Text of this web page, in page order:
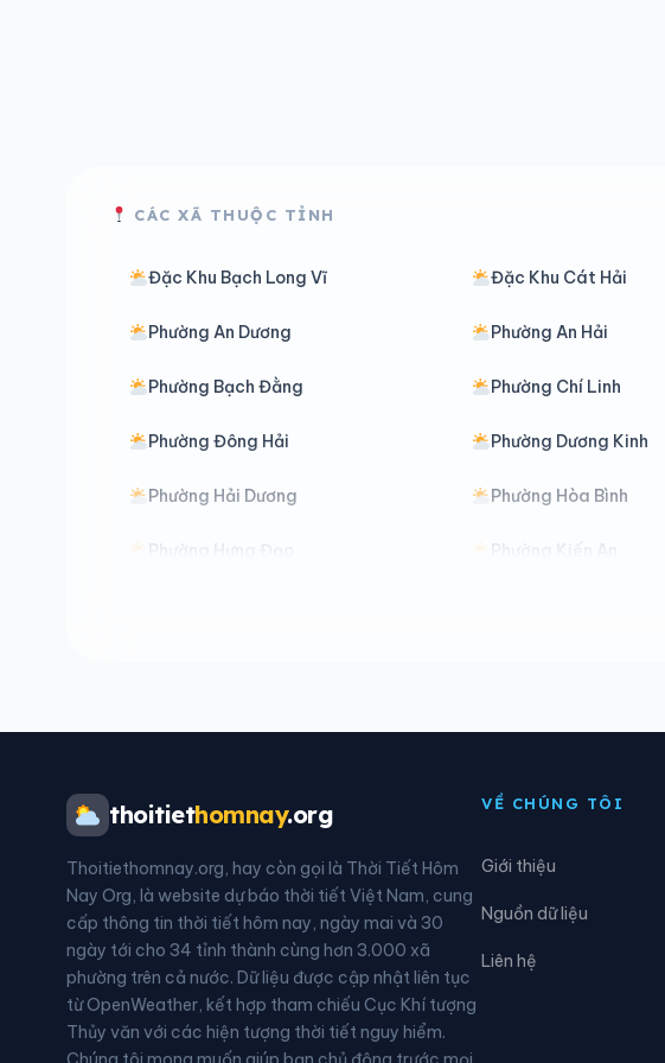
CÁC XÃ THUỘC TỈNH
Đặc Khu Bạch Long Vĩ Đặc Khu Cát Hải
Phường An Dương Phường An Hải
Phường Bạch Đằng Phường Chí Linh
Phường Đông Hải Phường Dương Kinh
Phường Hải Dương Phường Hòa Bình
Phường Hưng Đạo Phường Kiến An
Phường Thiên Hương
Phường Trần Nhân Tông Phường Tứ Minh
Xã An Khánh
Xã An Thành
Xã Cẩm Giang
thoitiethomnay.org
Thoitiethomnay.org, hay còn gọi là Thời Tiết Hôm
Nay Org, là website dự báo thời tiết Việt Nam, cung
cấp thông tin thời tiết hôm nay, ngày mai và 30
ngày tới cho 34 tỉnh thành cùng hơn 3.000 xã
phường trên cả nước. Dữ liệu được cập nhật liên tục
từ OpenWeather, kết hợp tham chiếu Cục Khí tượng
Thủy văn với các hiện tượng thời tiết nguy hiểm.
VỀ CHÚNG TÔI
Giới thiệu
Nguồn dữ liệu
Liên hệ